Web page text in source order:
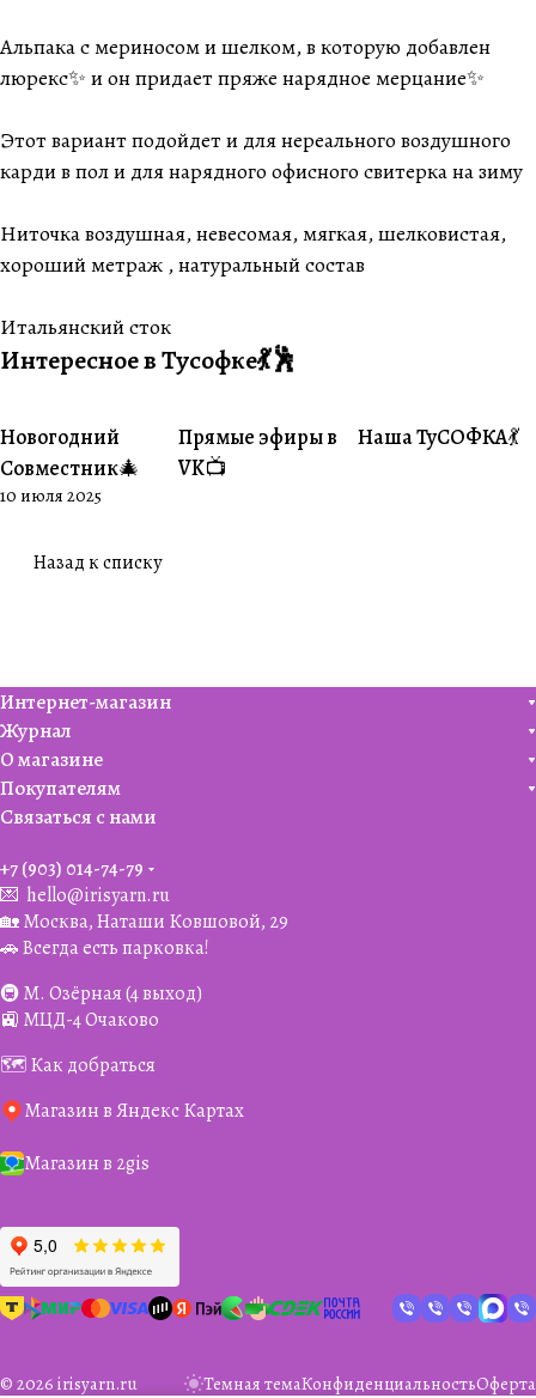
Альпака с мериносом и шелком, в которую добавлен
люрекс✨ и он придает пряже нарядное мерцание✨
Этот вариант подойдет и для нереального воздушного
карди в пол и для нарядного офисного свитерка на зиму
Ниточка воздушная, невесомая, мягкая, шелковистая,
хороший метраж , натуральный состав
Итальянский сток
Интересное в Тусофке💃🕺
#Совместники
Новогодний
Совместник🎄
10 июля 2025
#Житуха
Прямые эфиры в
VK📺
#Совместники
Наша ТуСОФКА💃
Назад к списку
Интернет-магазин
Журнал
О магазине
Покупателям
Связаться с нами
+7 (903) 014-74-79‬
💌 hello@irisyarn.ru
🏡 Москва, Наташи Ковшовой, 29
🚗 Всегда есть парковка!
🚇 М. Озёрная (4 выход)
🚉 МЦД-4 Очаково
🗺️ Как добраться
Магазин в Яндекс Картах
Магазин в 2gis
© 2026 irisyarn.ru Темная темаКонфиденциальностьОферта